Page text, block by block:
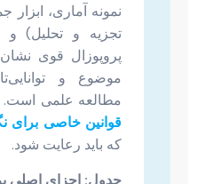
نمونه آماری،
تجزیه و تحلیل) و
پروپوزال قوی
موضوع و
مطالعه علمی است.
قوانین خاصی برای
که باید رعایت شود.